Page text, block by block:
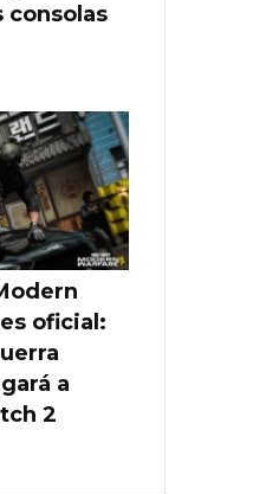
consolas
oficial:
a
2